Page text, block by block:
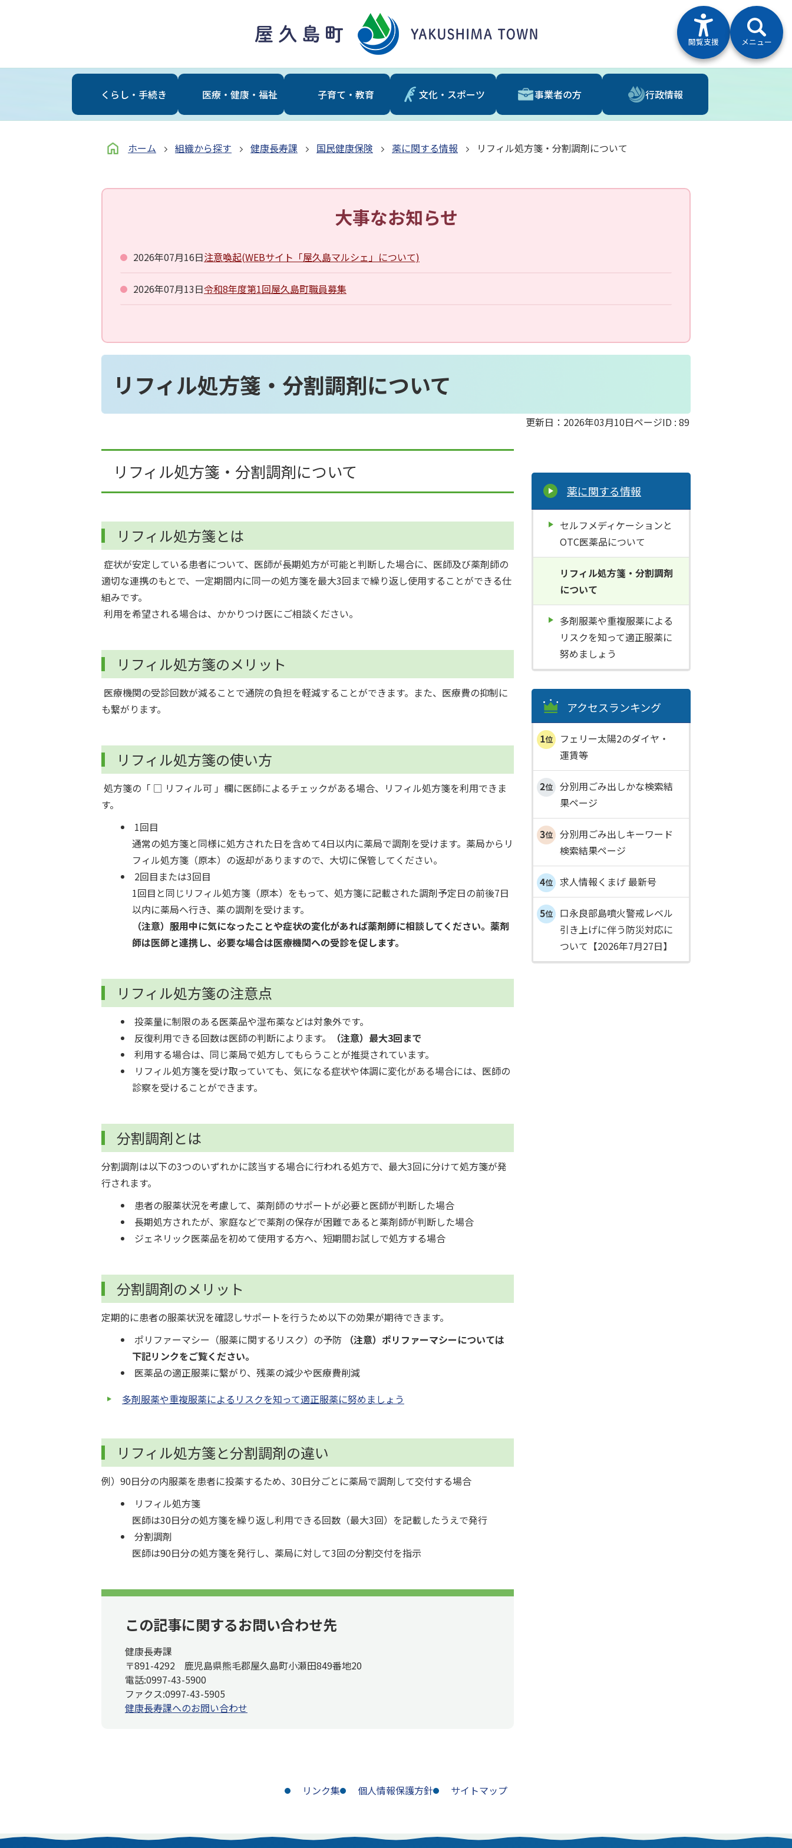
くらし・⼿続き 医療・健康・福祉 ⼦育て・教育 文化・スポーツ 事業者の⽅ ⾏政情報
閲覧支援 メニュー
ホーム 組織から探す 健康長寿課 国民健康保険 薬に関する情報 リフィル処方箋・分割調剤について
大事なお知らせ
2026年07月16日注意喚起(WEBサイト「屋久島マルシェ」について)
2026年07月13日令和8年度第1回屋久島町職員募集
リフィル処方箋・分割調剤について
更新日：2026年03月10日ページID : 89
リフィル処方箋・分割調剤について​
リフィル処方箋とは
症状が安定している患者について、医師が長期処方が可能と判断した場合に、医師及び薬剤師の
適切な連携のもとで、一定期間内に同一の処方箋を最大3回まで繰り返し使用することができる仕
組みです。
利用を希望される場合は、かかりつけ医にご相談ください。
リフィル処方箋のメリット
医療機関の受診回数が減ることで通院の負担を軽減することができます。また、医療費の抑制に
も繋がります。
リフィル処方箋の使い方
処方箋の「 □ リフィル可 」欄に医師によるチェックがある場合、リフィル処方箋を利用できま
す。
1回目
通常の処方箋と同様に処方された日を含めて4日以内に薬局で調剤を受けます。薬局からリ
フィル処方箋（原本）の返却がありますので、大切に保管してください。
2回目または3回目
1回目と同じリフィル処方箋（原本）をもって、処方箋に記載された調剤予定日の前後7日
以内に薬局へ行き、薬の調剤を受けます。
（注意）服用中に気になったことや症状の変化があれば薬剤師に相談してください。薬剤
師は医師と連携し、必要な場合は医療機関への受診を促します。
リフィル処方箋の注意点
投薬量に制限のある医薬品や湿布薬などは対象外です。
反復利用できる回数は医師の判断によります。
（注意）最大3回まで
利用する場合は、同じ薬局で処方してもらうことが推奨されています。
リフィル処方箋を受け取っていても、気になる症状や体調に変化がある場合には、医師の
診察を受けることができます。
分割調剤とは
分割調剤は以下の3つのいずれかに該当する場合に行われる処方で、最大3回に分けて処方箋が発
行されます。
患者の服薬状況を考慮して、薬剤師のサポートが必要と医師が判断した場合
長期処方されたが、家庭などで薬剤の保存が困難であると薬剤師が判断した場合
ジェネリック医薬品を初めて使用する方へ、短期間お試しで処方する場合
分割調剤のメリット
定期的に患者の服薬状況を確認しサポートを行うため以下の効果が期待できます。
ポリファーマシー（服薬に関するリスク）の予防
（注意）ポリファーマシーについては
下記リンクをご覧ください。
医薬品の適正服薬に繋がり、残薬の減少や医療費削減
多剤服薬や重複服薬によるリスクを知って適正服薬に努めましょう
リフィル処方箋と分割調剤の違い
例）90日分の内服薬を患者に投薬するため、30日分ごとに薬局で調剤して交付する場合
リフィル処方箋
医師は30日分の処方箋を繰り返し利用できる回数（最大3回）を記載したうえで発行
分割調剤
医師は90日分の処方箋を発行し、薬局に対して3回の分割交付を指示
この記事に関するお問い合わせ先
健康長寿課
〒891-4292 鹿児島県熊毛郡屋久島町小瀬田849番地20
電話:0997-43-5900
ファクス:0997-43-5905
健康長寿課へのお問い合わせ
薬に関する情報
セルフメディケーションと
OTC医薬品について
リフィル処方箋・分割調剤
について
多剤服薬や重複服薬による
リスクを知って適正服薬に
努めましょう
アクセスランキング
フェリー太陽2のダイヤ・
運賃等
分別用ごみ出しかな検索結
果ページ
分別用ごみ出しキーワード
検索結果ページ
求人情報くまげ 最新号
口永良部島噴火警戒レベル
引き上げに伴う防災対応に
ついて【2026年7月27日】
リンク集 個人情報保護方針 サイトマップ